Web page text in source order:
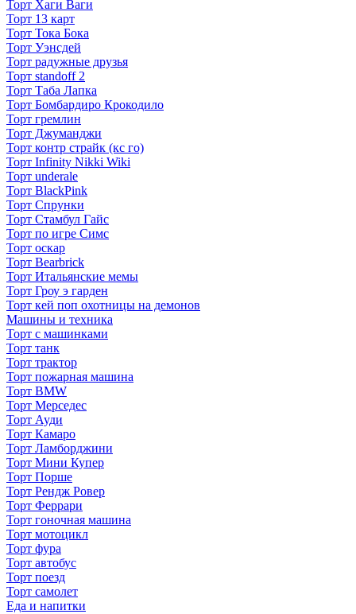
Торт Хаги Ваги
Торт 13 карт
Торт Тока Бока
Торт Уэнсдей
Торт радужные друзья
Торт standoff 2
Торт Таба Лапка
Торт Бомбардиро Крокодило
Торт гремлин
Торт Джуманджи
Торт контр страйк (кс го)
Торт Infinity Nikki Wiki
Торт underale
Торт BlackPink
Торт Спрунки
Торт Стамбул Гайс
Торт по игре Симс
Торт оскар
Торт Bearbrick
Торт Итальянские мемы
Торт Гроу э гарден
Торт кей поп охотницы на демонов
Машины и техника
Торт с машинками
Торт танк
Торт трактор
Торт пожарная машина
Торт BMW
Торт Мерседес
Торт Ауди
Торт Камаро
Торт Ламборджини
Торт Мини Купер
Торт Порше
Торт Рендж Ровер
Торт Феррари
Торт гоночная машина
Торт мотоцикл
Торт фура
Торт автобус
Торт поезд
Торт самолет
Еда и напитки